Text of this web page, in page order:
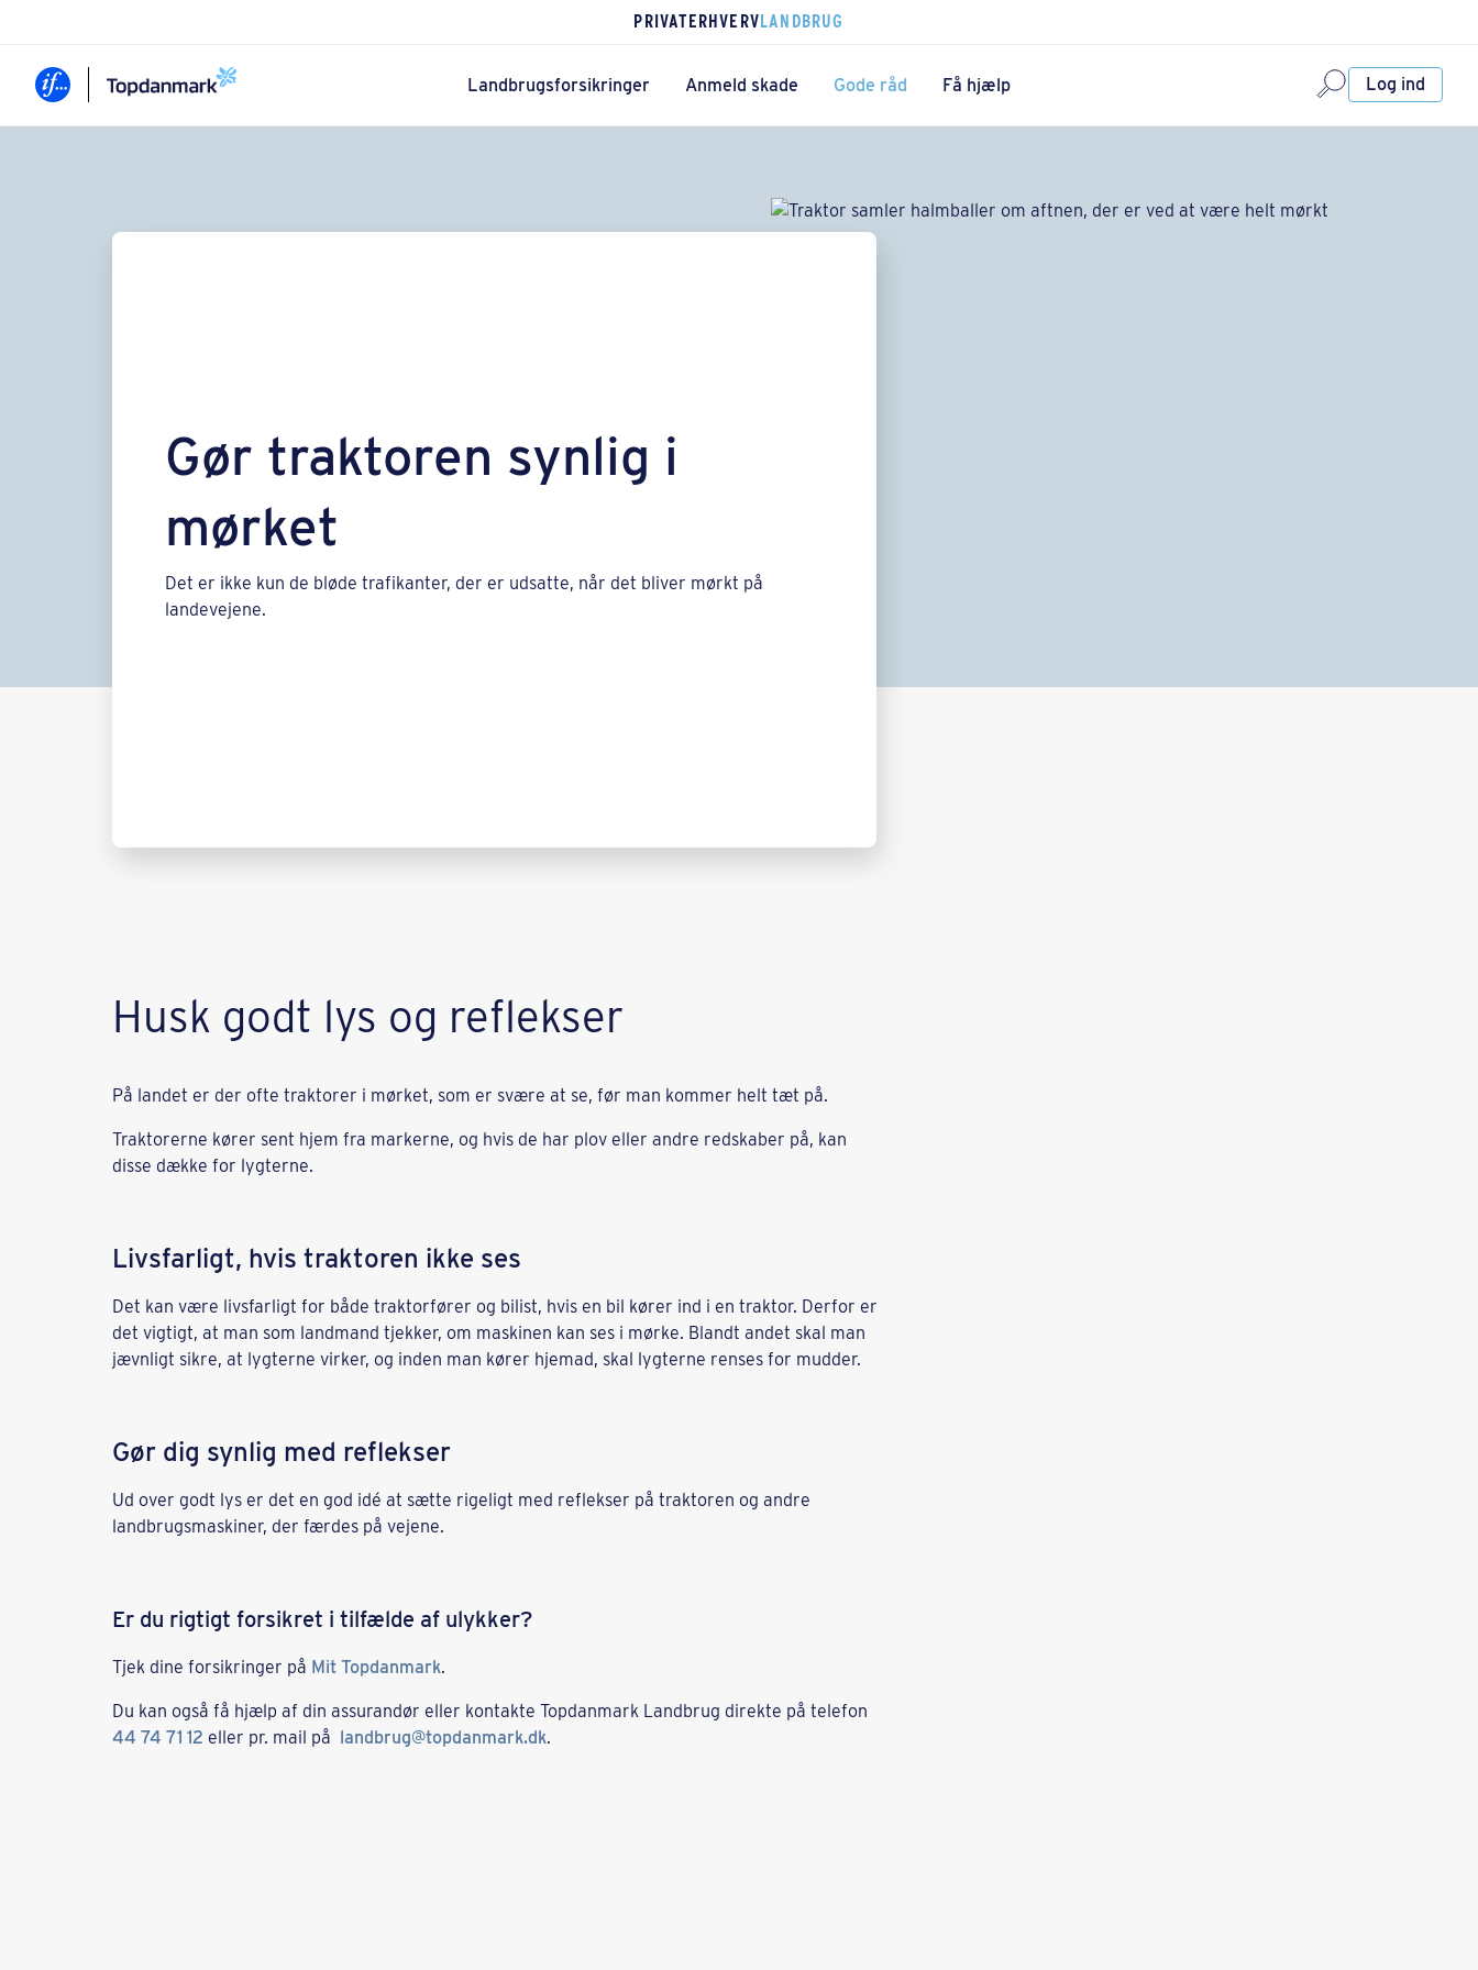
PRIVATERHVERVLANDBRUG
Landbrugsforsikringer Anmeld skade Gode råd Få hjælp Log ind
Gør traktoren synlig i
mørket
Det er ikke kun de bløde trafikanter, der er udsatte, når det bliver mørkt på
landevejene.
Husk godt lys og reflekser
På landet er der ofte traktorer i mørket, som er svære at se, før man kommer helt tæt på.
Traktorerne kører sent hjem fra markerne, og hvis de har plov eller andre redskaber på, kan
disse dække for lygterne.
Livsfarligt, hvis traktoren ikke ses
Det kan være livsfarligt for både traktorfører og bilist, hvis en bil kører ind i en traktor. Derfor er
det vigtigt, at man som landmand tjekker, om maskinen kan ses i mørke. Blandt andet skal man
jævnligt sikre, at lygterne virker, og inden man kører hjemad, skal lygterne renses for mudder.
Gør dig synlig med reflekser
Ud over godt lys er det en god idé at sætte rigeligt med reflekser på traktoren og andre
landbrugsmaskiner, der færdes på vejene.
Er du rigtigt forsikret i tilfælde af ulykker?
Tjek dine forsikringer på Mit Topdanmark.
Du kan også få hjælp af din assurandør eller kontakte Topdanmark Landbrug direkte på telefon
44 74 71 12 eller pr. mail på landbrug@topdanmark.dk.